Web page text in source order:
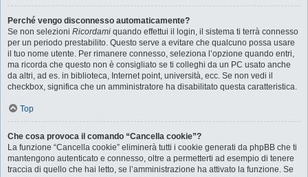
Perché vengo disconnesso automaticamente?
Se non selezioni Ricordami quando effettui il login, il sistema ti terrà connesso
per un periodo prestabilito. Questo serve a evitare che qualcuno possa usare
il tuo nome utente. Per rimanere connesso, seleziona l’opzione quando entri,
ma ricorda che questo non è consigliato se ti colleghi da un PC usato anche
da altri, ad es. in biblioteca, Internet point, università, ecc. Se non vedi il
checkbox, significa che un amministratore ha disabilitato questa caratteristica.
Top
Che cosa provoca il comando “Cancella cookie”?
La funzione “Cancella cookie” eliminerà tutti i cookie generati da phpBB che ti
mantengono autenticato e connesso, oltre a permetterti ad esempio di tenere
traccia di quello che hai letto, se l’amministrazione ha attivato la funzione. Se